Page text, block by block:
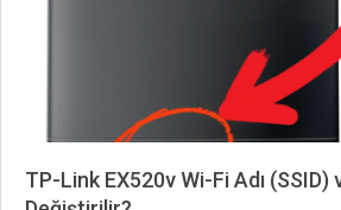
TP-Link EX520v Wi-Fi Adı (SSID)